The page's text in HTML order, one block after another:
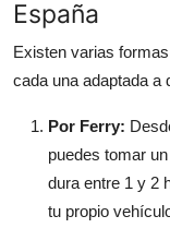
España
Existen varias
cada una adaptada a
Por Ferry:
puedes tomar
dura entre 1 y 2
tu propio